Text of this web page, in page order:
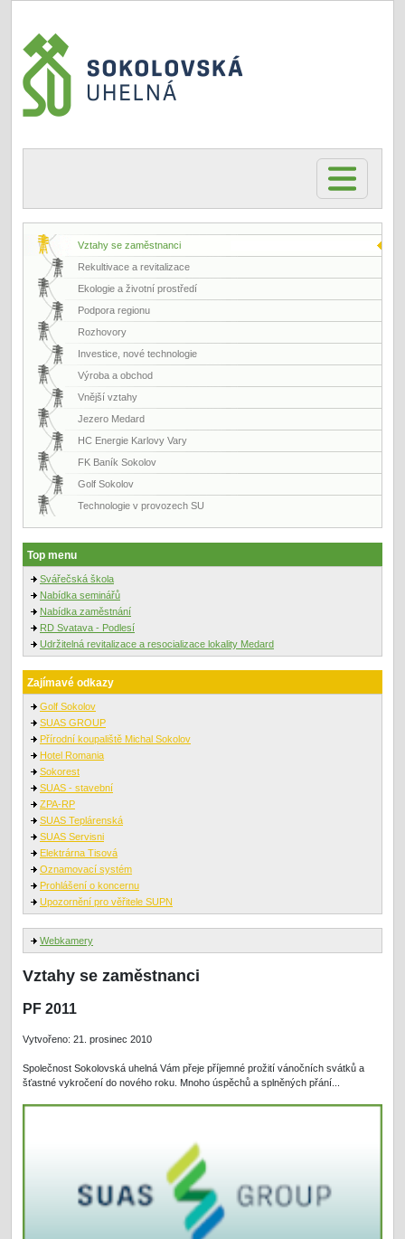
Vztahy se zaměstnanci
Rekultivace a revitalizace
Ekologie a životní prostředí
Podpora regionu
Rozhovory
Investice, nové technologie
Výroba a obchod
Vnější vztahy
Jezero Medard
HC Energie Karlovy Vary
FK Baník Sokolov
Golf Sokolov
Technologie v provozech SU
Top menu
Svářečská škola
Nabídka seminářů
Nabídka zaměstnání
RD Svatava - Podlesí
Udržitelná revitalizace a resocializace lokality Medard
Zajímavé odkazy
Golf Sokolov
SUAS GROUP
Přírodní koupaliště Michal Sokolov
Hotel Romania
Sokorest
SUAS - stavební
ZPA-RP
SUAS Teplárenská
SUAS Servisni
Elektrárna Tisová
Oznamovací systém
Prohlášení o koncernu
Upozornění pro věřitele SUPN
Webkamery
Vztahy se zaměstnanci
PF 2011
Vytvořeno: 21. prosinec 2010
Společnost Sokolovská uhelná Vám přeje příjemné prožití vánočních svátků a
šťastné vykročení do nového roku. Mnoho úspěchů a splněných přání...